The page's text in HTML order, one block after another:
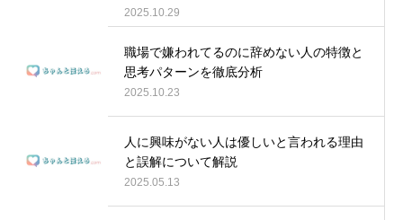
2025.10.29
職場で嫌われてるのに辞めない人の特徴と
思考パターンを徹底分析
2025.10.23
人に興味がない人は優しいと言われる理由
と誤解について解説
2025.05.13